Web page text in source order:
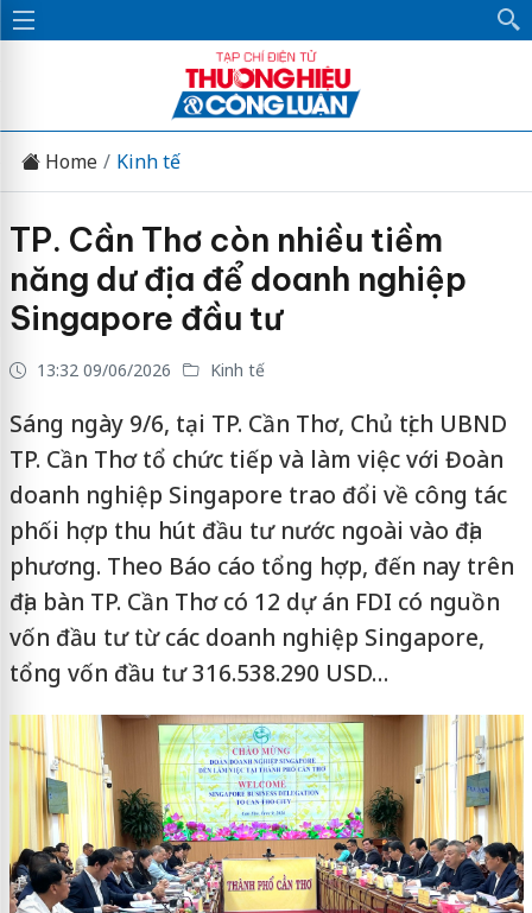
Home Kinh tế
TP. Cần Thơ còn nhiều tiềm
năng dư địa để doanh nghiệp
Singapore đầu tư
13:32 09/06/2026 Kinh tế
Sáng ngày 9/6, tại TP. Cần Thơ, Chủ tịch UBND
TP. Cần Thơ tổ chức tiếp và làm việc với Đoàn
doanh nghiệp Singapore trao đổi về công tác
phối hợp thu hút đầu tư nước ngoài vào địa
phương. Theo Báo cáo tổng hợp, đến nay trên
địa bàn TP. Cần Thơ có 12 dự án FDI có nguồn
vốn đầu tư từ các doanh nghiệp Singapore,
tổng vốn đầu tư 316.538.290 USD…